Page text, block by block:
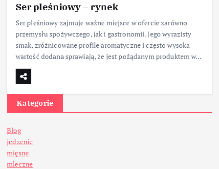
Ser pleśniowy – rynek
Ser pleśniowy zajmuje ważne miejsce w ofercie zarówno
przemysłu spożywczego, jak i gastronomii. Jego wyrazisty
smak, zróżnicowane profile aromatyczne i często wysoka
wartość dodana sprawiają, że jest pożądanym produktem w…
Kategorie
Blog
jedzenie
mięsne
mleczne